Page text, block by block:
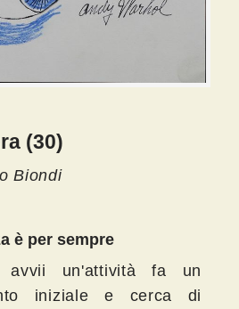
(30)
Biondi
è per sempre
avvii un'attività fa un
iniziale e cerca di